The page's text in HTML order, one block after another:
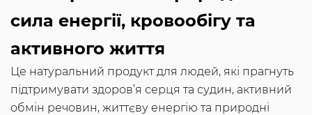
сила енергії, кровообігу та
активного життя
Це натуральний продукт для людей, які прагнуть
підтримувати здоров’я серця та судин, активний
обмін речовин, життєву енергію та природні